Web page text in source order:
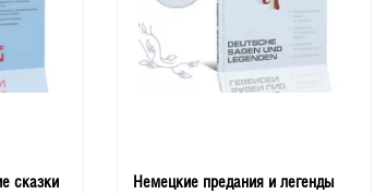
сказки Немецкие предания и легенды